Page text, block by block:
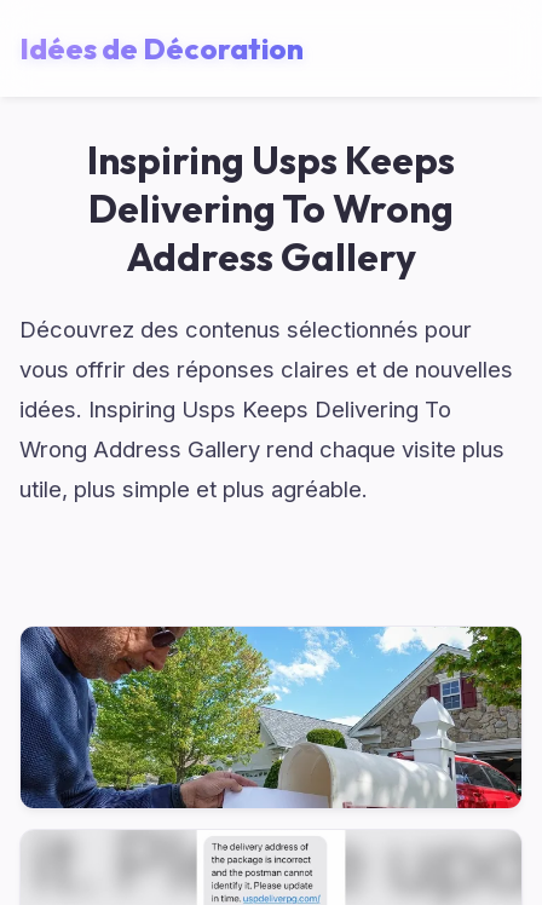
Idées de Décoration
Inspiring Usps Keeps
Delivering To Wrong
Address Gallery
Découvrez des contenus sélectionnés pour
vous offrir des réponses claires et de nouvelles
idées. Inspiring Usps Keeps Delivering To
Wrong Address Gallery rend chaque visite plus
utile, plus simple et plus agréable.